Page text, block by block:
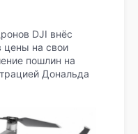
DJI внёс
цены на свои
пошлин на
Дональда